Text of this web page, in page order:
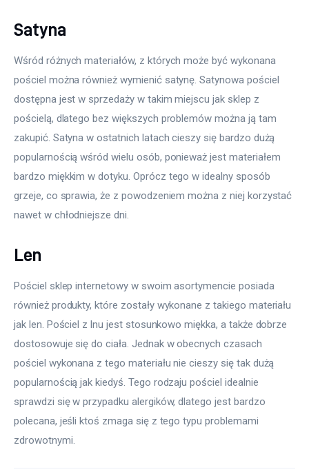
Satyna
Wśród różnych materiałów, z których może być wykonana
pościel można również wymienić satynę. Satynowa pościel
dostępna jest w sprzedaży w takim miejscu jak sklep z
pościelą, dlatego bez większych problemów można ją tam
zakupić. Satyna w ostatnich latach cieszy się bardzo dużą
popularnością wśród wielu osób, ponieważ jest materiałem
bardzo miękkim w dotyku. Oprócz tego w idealny sposób
grzeje, co sprawia, że z powodzeniem można z niej korzystać
nawet w chłodniejsze dni.
Len
Pościel sklep internetowy w swoim asortymencie posiada
również produkty, które zostały wykonane z takiego materiału
jak len. Pościel z lnu jest stosunkowo miękka, a także dobrze
dostosowuje się do ciała. Jednak w obecnych czasach
pościel wykonana z tego materiału nie cieszy się tak dużą
popularnością jak kiedyś. Tego rodzaju pościel idealnie
sprawdzi się w przypadku alergików, dlatego jest bardzo
polecana, jeśli ktoś zmaga się z tego typu problemami
zdrowotnymi.